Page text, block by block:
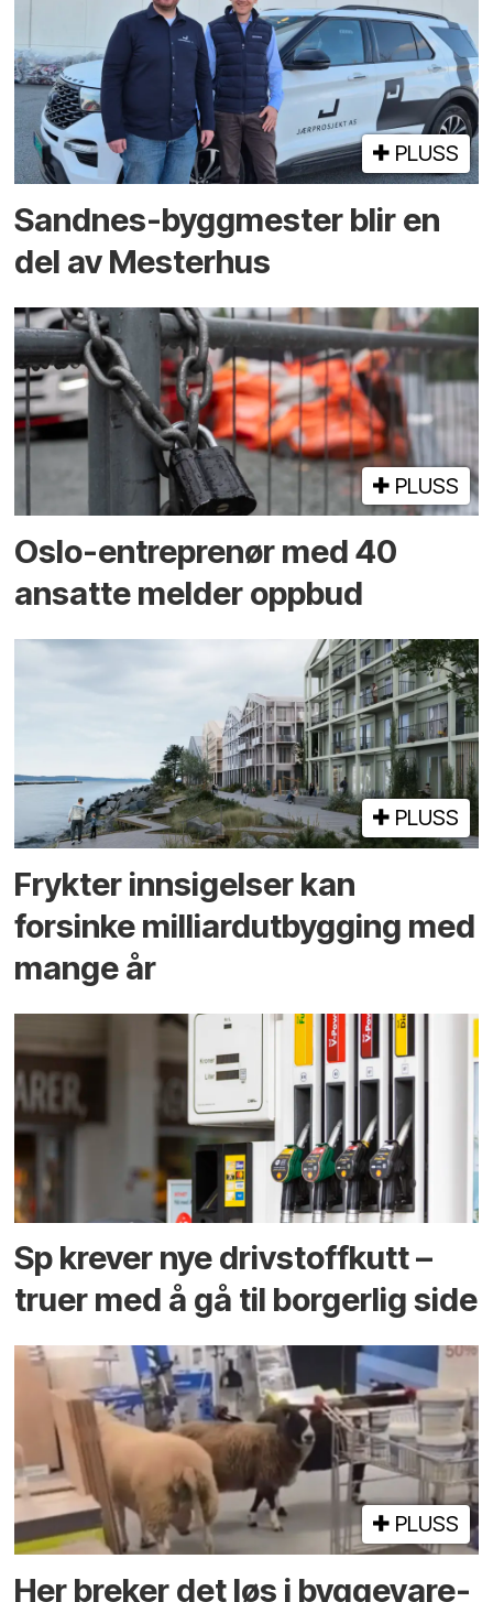
PLUSS
Sandnes-byggmester blir en
del av Mesterhus
PLUSS
Oslo-entreprenør med 40
ansatte melder oppbud
PLUSS
Frykter innsigelser kan
forsinke milliard­utbygging med
mange år
Sp krever nye drivstoffkutt –
truer med å gå til borgerlig side
PLUSS
Her breker det løs i bygge­vare­